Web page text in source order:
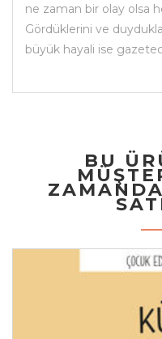
ne zaman bir olay olsa
Gördüklerini ve
büyük hayali ise
BU